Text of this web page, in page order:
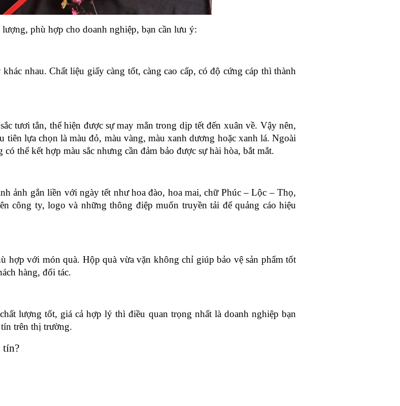
lượng, phù hợp cho doanh nghiệp, bạn cần lưu ý:
nhau. Chất liệu giấy càng tốt, càng cao cấp, có độ cứng cáp thì thành
tươi tắn, thể hiện được sự may mắn trong dịp tết đến xuân về. Vậy nên,
tiên lựa chọn là màu đỏ, màu vàng, màu xanh dương hoặc xanh lá. Ngoài
thể kết hợp màu sắc nhưng cần đảm bảo được sự hài hòa, bắt mắt.
ảnh gắn liền với ngày tết như hoa đào, hoa mai, chữ Phúc – Lộc – Thọ,
công ty, logo và những thông điệp muốn truyền tải để quảng cáo hiệu
hợp với món quà. Hộp quà vừa vặn không chỉ giúp bảo vệ sản phẩm tốt
hàng, đối tác.
lượng tốt, giá cả hợp lý thì điều quan trọng nhất là doanh nghiệp bạn
trên thị trường.
tín?